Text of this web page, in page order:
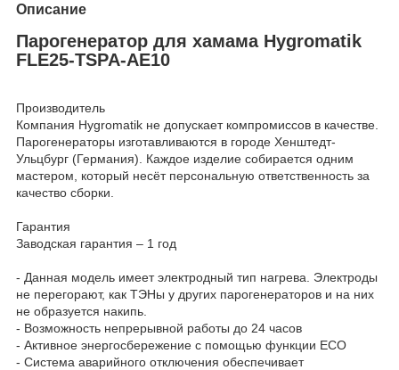
Описание
Парогенератор для хамама Hygromatik
FLE25-TSPA-AE10
Производитель
Компания Hygromatik не допускает компромиссов в качестве.
Парогенераторы изготавливаются в городе Хенштедт-
Ульцбург (Германия). Каждое изделие собирается одним
мастером, который несёт персональную ответственность за
качество сборки.
Гарантия
Заводская гарантия – 1 год
- Данная модель имеет электродный тип нагрева. Электроды
не перегорают, как ТЭНы у других парогенераторов и на них
не образуется накипь.
- Возможность непрерывной работы до 24 часов
- Активное энергосбережение с помощью функции ECO
- Система аварийного отключения обеспечивает